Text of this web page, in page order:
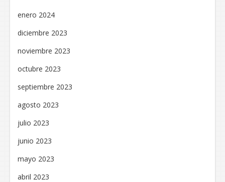
enero 2024
diciembre 2023
noviembre 2023
octubre 2023
septiembre 2023
agosto 2023
julio 2023
junio 2023
mayo 2023
abril 2023